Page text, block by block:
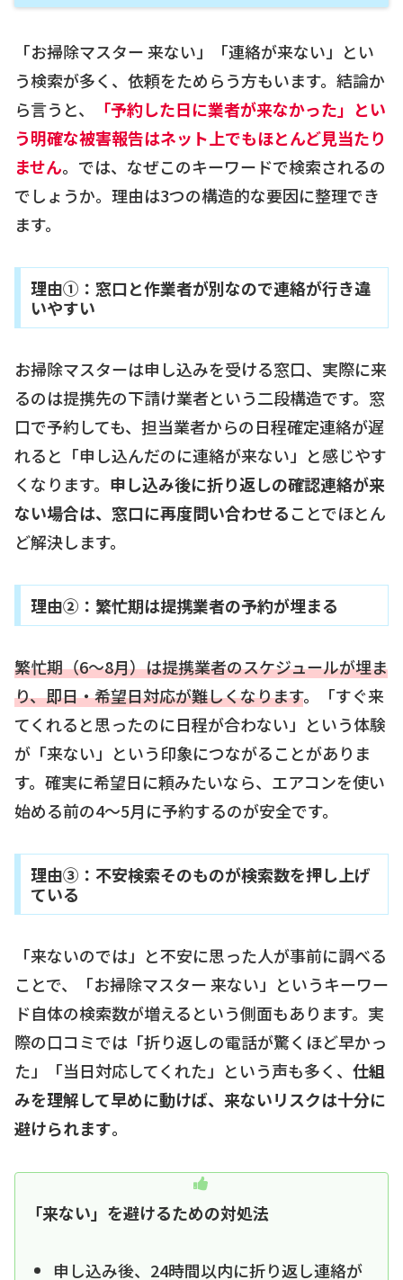
「お掃除マスター 来ない」「連絡が来ない」とい
う検索が多く、依頼をためらう方もいます。結論か
ら言うと、
「予約した日に業者が来なかった」とい
う明確な被害報告はネット上でもほとんど見当たり
ません。では、なぜこのキーワードで検索されるの
でしょうか。理由は3つの構造的な要因に整理でき
ます。
理由①：窓口と作業者が別なので連絡が行き違
いやすい
お掃除マスターは申し込みを受ける窓口、実際に来
るのは提携先の下請け業者という二段構造です。窓
口で予約しても、担当業者からの日程確定連絡が遅
れると「申し込んだのに連絡が来ない」と感じやす
くなります。 申し込み後に折り返しの確認連絡が来
ない場合は、窓口に再度問い合わせることでほとん
ど解決します。
理由②：繁忙期は提携業者の予約が埋まる
繁忙期（6〜8月）は提携業者のスケジュールが埋ま
り、即日・希望日対応が難しくなります。「すぐ来
てくれると思ったのに日程が合わない」という体験
が「来ない」という印象につながることがありま
す。確実に希望日に頼みたいなら、エアコンを使い
始める前の4〜5月に予約するのが安全です。
理由③：不安検索そのものが検索数を押し上げ
ている
「来ないのでは」と不安に思った人が事前に調べる
ことで、「お掃除マスター 来ない」というキーワー
ド自体の検索数が増えるという側面もあります。実
際の口コミでは「折り返しの電話が驚くほど早かっ
た」「当日対応してくれた」という声も多く、 仕組
みを理解して早めに動けば、来ないリスクは十分に
避けられます。
「来ない」を避けるための対処法
申し込み後、24時間以内に折り返し連絡が